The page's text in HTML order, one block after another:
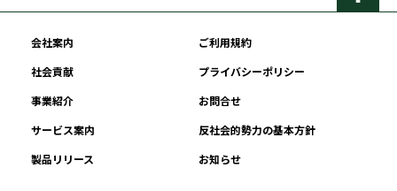
会社案内
ご利用規約
社会貢献
プライバシーポリシー
事業紹介
お問合せ
サービス案内
反社会的勢力の基本方針
製品リリース
お知らせ